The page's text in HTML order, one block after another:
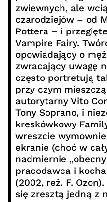
zwiewnych, ale
czarodziejów – od
Pottera – i
Vampire Fairy.
opowiadający o
zwracający uwagę
często portretują
przy czym
autorytarny Vito
Tony Soprano, i
kreskówkowy
wreszcie
ekranie (choć w
nadmiernie
pracodawca i
(2002, reż. F.
się zresztą jedną z